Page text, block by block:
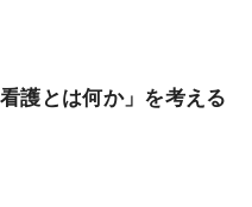
護とは何か」を考える